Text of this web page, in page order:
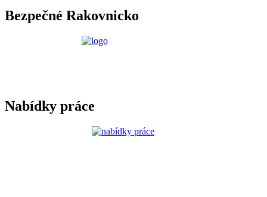
Bezpečné Rakovnicko
Nabídky práce